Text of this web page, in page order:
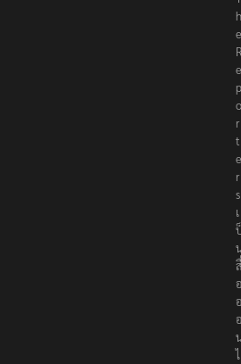
h
e
R
e
p
o
r
t
e
r
s
เ
สื่
อ
อ
อ
ไ